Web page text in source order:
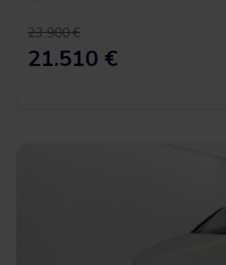
23.900 €
21.510 €